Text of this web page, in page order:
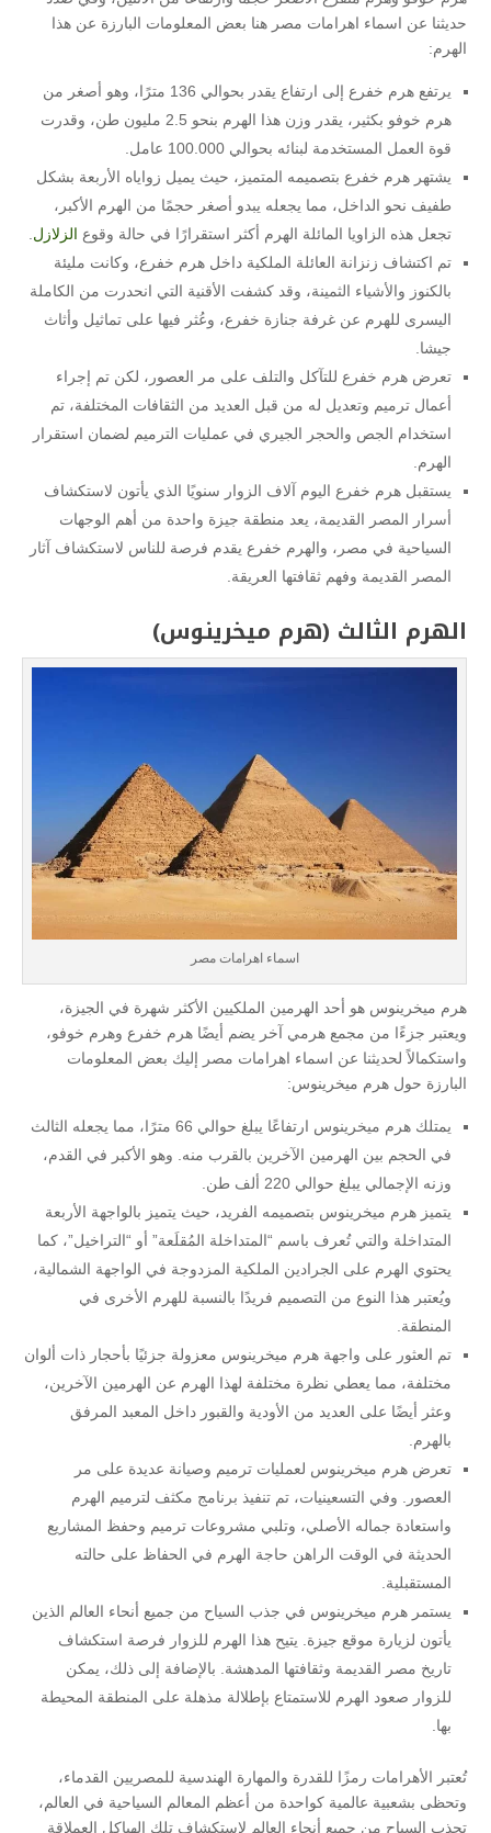
حديثنا عن اسماء اهرامات مصر هنا بعض المعلومات البارزة عن هذا
الهرم:
يرتفع هرم خفرع إلى ارتفاع يقدر بحوالي 136 مترًا، وهو أصغر من
هرم خوفو بكثير، يقدر وزن هذا الهرم بنحو 2.5 مليون طن، وقدرت
قوة العمل المستخدمة لبنائه بحوالي 100.000 عامل.
يشتهر هرم خفرع بتصميمه المتميز، حيث يميل زواياه الأربعة بشكل
طفيف نحو الداخل، مما يجعله يبدو أصغر حجمًا من الهرم الأكبر،
تجعل هذه الزاويا المائلة الهرم أكثر استقرارًا في حالة وقوع الزلازل
تم اكتشاف زنزانة العائلة الملكية داخل هرم خفرع، وكانت مليئة
بالكنوز والأشياء الثمينة، وقد كشفت الأقنية التي انحدرت من الكاملة
اليسرى للهرم عن غرفة جنازة خفرع، وعُثر فيها على تماثيل وأثاث
جيشا.
تعرض هرم خفرع للتآكل والتلف على مر العصور، لكن تم إجراء
أعمال ترميم وتعديل له من قبل العديد من الثقافات المختلفة، تم
استخدام الجص والحجر الجيري في عمليات الترميم لضمان استقرار
الهرم.
يستقبل هرم خفرع اليوم آلاف الزوار سنويًا الذي يأتون لاستكشاف
أسرار المصر القديمة، يعد منطقة جيزة واحدة من أهم الوجهات
السياحية في مصر، والهرم خفرع يقدم فرصة للناس لاستكشاف آثار
المصر القديمة وفهم ثقافتها العريقة.
الهرم الثالث (هرم ميخرينوس)
اسماء اهرامات مصر
هرم ميخرينوس هو أحد الهرمين الملكيين الأكثر شهرة في الجيزة،
ويعتبر جزءًا من مجمع هرمي آخر يضم أيضًا هرم خفرع وهرم خوفو،
واستكمالاً لحديثنا عن اسماء اهرامات مصر إليك بعض المعلومات
البارزة حول هرم ميخرينوس:
يمتلك هرم ميخرينوس ارتفاعًا يبلغ حوالي 66 مترًا، مما يجعله الثالث
في الحجم بين الهرمين الآخرين بالقرب منه. وهو الأكبر في القدم،
وزنه الإجمالي يبلغ حوالي 220 ألف طن.
يتميز هرم ميخرينوس بتصميمه الفريد، حيث يتميز بالواجهة الأربعة
المتداخلة والتي تُعرف باسم “المتداخلة المُقلَعة” أو “التراخيل”، كما
يحتوي الهرم على الجرادين الملكية المزدوجة في الواجهة الشمالية،
ويُعتبر هذا النوع من التصميم فريدًا بالنسبة للهرم الأخرى في
المنطقة.
تم العثور على واجهة هرم ميخرينوس معزولة جزئيًا بأحجار ذات ألوان
مختلفة، مما يعطي نظرة مختلفة لهذا الهرم عن الهرمين الآخرين،
وعثر أيضًا على العديد من الأودية والقبور داخل المعبد المرفق
بالهرم.
تعرض هرم ميخرينوس لعمليات ترميم وصيانة عديدة على مر
العصور. وفي التسعينيات، تم تنفيذ برنامج مكثف لترميم الهرم
واستعادة جماله الأصلي، وتلبي مشروعات ترميم وحفظ المشاريع
الحديثة في الوقت الراهن حاجة الهرم في الحفاظ على حالته
المستقبلية.
يستمر هرم ميخرينوس في جذب السياح من جميع أنحاء العالم الذين
يأتون لزيارة موقع جيزة. يتيح هذا الهرم للزوار فرصة استكشاف
تاريخ مصر القديمة وثقافتها المدهشة. بالإضافة إلى ذلك، يمكن
للزوار صعود الهرم للاستمتاع بإطلالة مذهلة على المنطقة المحيطة
بها.
تُعتبر الأهرامات رمزًا للقدرة والمهارة الهندسية للمصريين القدماء،
وتحظى بشعبية عالمية كواحدة من أعظم المعالم السياحية في العالم،
تجذب السياح من جميع أنحاء العالم لاستكشاف تلك الهياكل العملاقة